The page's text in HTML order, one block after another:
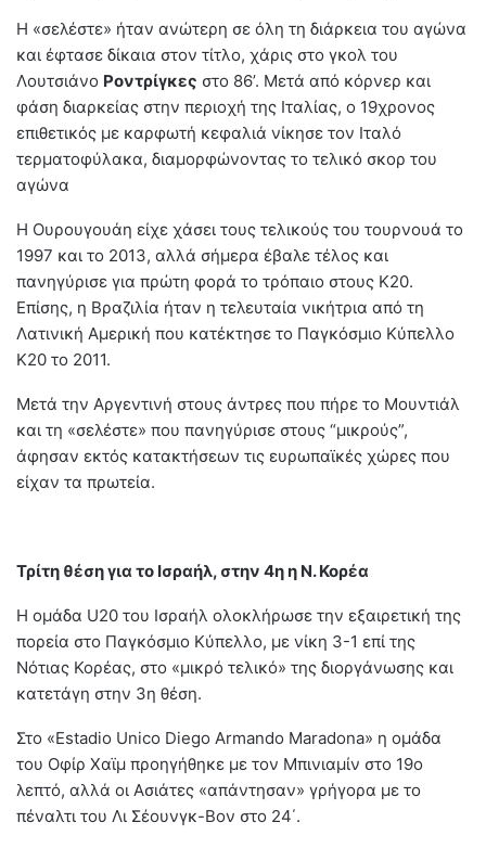
Η «σελέστε» ήταν ανώτερη σε όλη τη διάρκεια του αγώνα
και έφτασε δίκαια στον τίτλο, χάρις στο γκολ του
Λουτσιάνο Ροντρίγκες στο 86’. Μετά από κόρνερ και
φάση διαρκείας στην περιοχή της Ιταλίας, ο 19χρονος
επιθετικός με καρφωτή κεφαλιά νίκησε τον Ιταλό
τερματοφύλακα, διαμορφώνοντας το τελικό σκορ του
αγώνα
Η Ουρουγουάη είχε χάσει τους τελικούς του τουρνουά το
1997 και το 2013, αλλά σήμερα έβαλε τέλος και
πανηγύρισε για πρώτη φορά το τρόπαιο στους Κ20.
Επίσης, η Βραζιλία ήταν η τελευταία νικήτρια από τη
Λατινική Αμερική που κατέκτησε το Παγκόσμιο Κύπελλο
Κ20 το 2011.
Μετά την Αργεντινή στους άντρες που πήρε το Μουντιάλ
και τη «σελέστε» που πανηγύρισε στους “μικρούς”,
άφησαν εκτός κατακτήσεων τις ευρωπαϊκές χώρες που
είχαν τα πρωτεία.
Τρίτη θέση για το Ισραήλ, στην 4η η Ν. Κορέα
Η ομάδα U20 του Ισραήλ ολοκλήρωσε την εξαιρετική της
πορεία στο Παγκόσμιο Κύπελλο, με νίκη 3-1 επί της
Νότιας Κορέας, στο «μικρό τελικό» της διοργάνωσης και
κατετάγη στην 3η θέση.
Στο «Estadio Unico Diego Armando Maradona» η ομάδα
του Οφίρ Χαϊμ προηγήθηκε με τον Μπινιαμίν στο 19ο
λεπτό, αλλά οι Ασιάτες «απάντησαν» γρήγορα με το
πέναλτι του Λι Σέουνγκ-Βον στο 24΄.